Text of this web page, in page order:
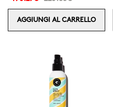
AGGIUNGI AL CARRELLO